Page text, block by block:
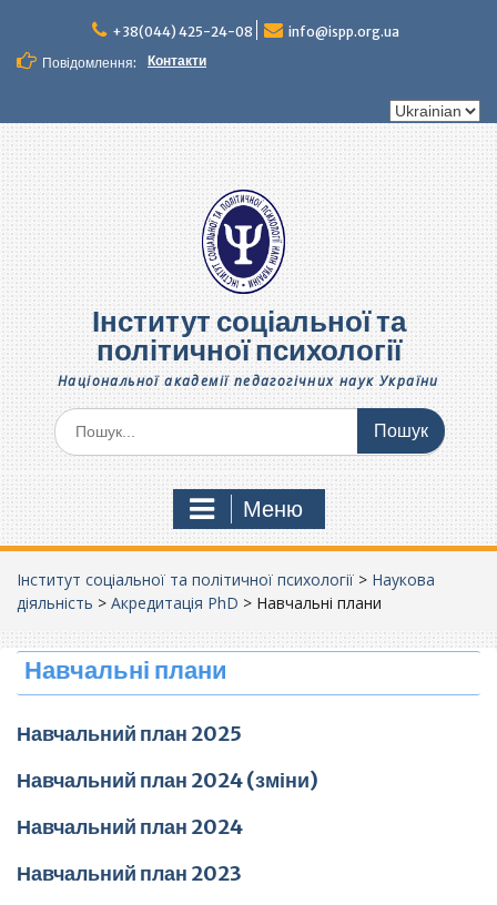
вмісту
+38(044) 425-24-08
info@ispp.org.ua
Повідомлення:
Контакти
Вибрати
Інститут соціальної та
політичної психології
Національної академії педагогічних наук України
Шукати:
Меню
Інститут соціальної та політичної психології > Наукова
діяльність > Акредитація PhD > Навчальні плани
Навчальні плани
Навчальний план 2025
Навчальний план 2024 (зміни)
Навчальний план 2024
Навчальний план 2023